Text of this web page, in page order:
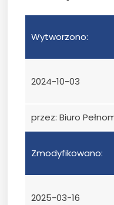
Wytworzono:
2024-10-03
przez: Biuro
Zmodyfikowano:
2025-03-16